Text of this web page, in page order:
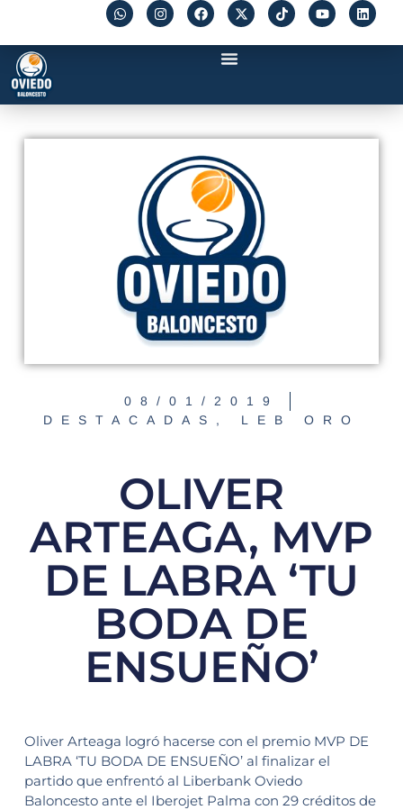
08/01/2019
DESTACADAS , LEB ORO
OLIVER
ARTEAGA, MVP
DE LABRA ‘TU
BODA DE
ENSUEÑO’
Oliver Arteaga logró hacerse con el premio MVP DE
LABRA ‘TU BODA DE ENSUEÑO’ al finalizar el
partido que enfrentó al Liberbank Oviedo
Baloncesto ante el Iberojet Palma con 29 créditos de